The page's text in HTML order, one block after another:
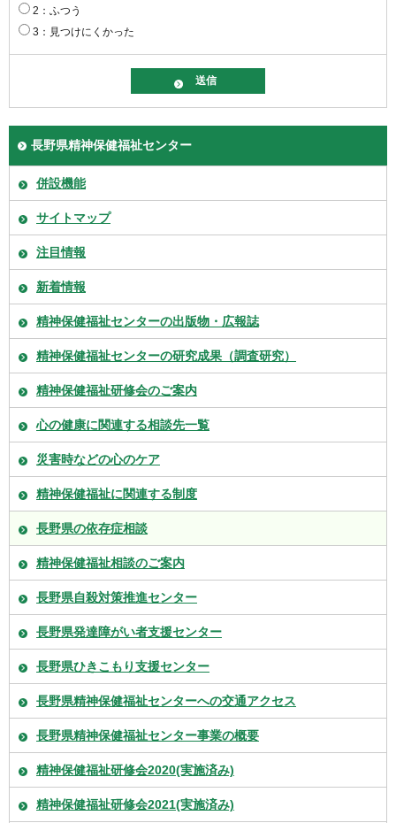
2：ふつう
3：見つけにくかった
長野県精神保健福祉センター
併設機能
サイトマップ
注目情報
新着情報
精神保健福祉センターの出版物・広報誌
精神保健福祉センターの研究成果（調査研究）
精神保健福祉研修会のご案内
心の健康に関連する相談先一覧
災害時などの心のケア
精神保健福祉に関連する制度
長野県の依存症相談
精神保健福祉相談のご案内
長野県自殺対策推進センター
長野県発達障がい者支援センター
長野県ひきこもり支援センター
長野県精神保健福祉センターへの交通アクセス
長野県精神保健福祉センター事業の概要
精神保健福祉研修会2020(実施済み)
精神保健福祉研修会2021(実施済み)